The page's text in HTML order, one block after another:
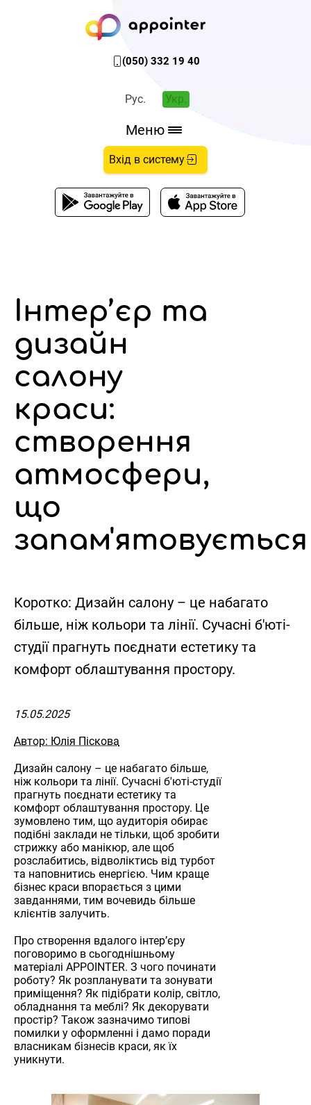
(050) 332 19 40
Рус. Укр.
Меню
Вхід в систему
Інтер’єр та
дизайн
салону
краси:
створення
атмосфери,
що
запам'ятовується
Коротко: Дизайн салону – це набагато
більше, ніж кольори та лінії. Сучасні б'юті-
студії прагнуть поєднати естетику та
комфорт облаштування простору.
15.05.2025
Автор: Юлія Піскова
Дизайн салону – це набагато більше,
ніж кольори та лінії. Сучасні б'юті-студії
прагнуть поєднати естетику та
комфорт облаштування простору. Це
зумовлено тим, що аудиторія обирає
подібні заклади не тільки, щоб зробити
стрижку або манікюр, але щоб
розслабитись, відволіктись від турбот
та наповнитись енергією. Чим краще
бізнес краси впорається з цими
завданнями, тим вочевидь більше
клієнтів залучить.
Про створення вдалого інтер’єру
поговоримо в сьогоднішньому
матеріалі APPOINTER. З чого починати
роботу? Як розпланувати та зонувати
приміщення? Як підібрати колір, світло,
обладнання та меблі? Як декорувати
простір? Також зазначимо типові
помилки у оформленні і дамо поради
власникам бізнесів краси, як їх
уникнути.